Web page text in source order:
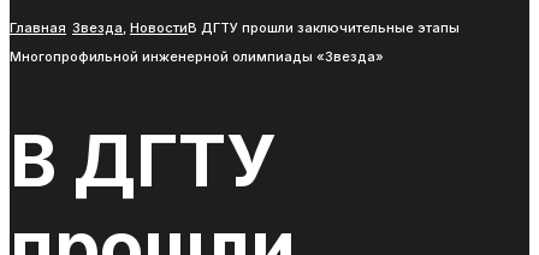
Главная Звезда, НовостиВ ДГТУ прошли заключительные этапы
Многопрофильной инженерной олимпиады «Звезда»
В ДГТУ